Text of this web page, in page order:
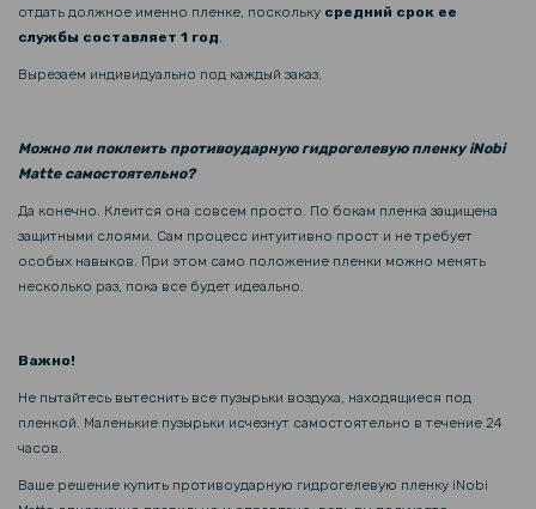
отдать должное именно пленке, поскольку средний срок ее
службы составляет 1 год.
Вырезаем индивидуально под каждый заказ.
Можно ли поклеить противоударную гидрогелевую пленку iNobi
Matte самостоятельно?
Да конечно. Клеится она совсем просто. По бокам пленка защищена
защитными слоями. Сам процесс интуитивно прост и не требует
особых навыков. При этом само положение пленки можно менять
несколько раз, пока все будет идеально.
Важно!
Не пытайтесь вытеснить все пузырьки воздуха, находящиеся под
пленкой. Маленькие пузырьки исчезнут самостоятельно в течение 24
часов.
Ваше решение купить противоударную гидрогелевую пленку iNobi